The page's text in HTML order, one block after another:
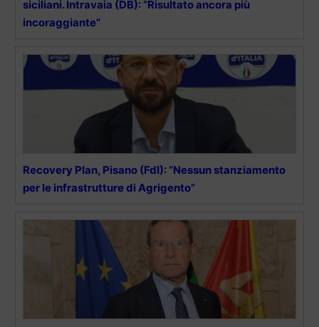
siciliani. Intravaia (DB): “Risultato ancora più
incoraggiante”
Recovery Plan, Pisano (FdI): “Nessun stanziamento
per le infrastrutture di Agrigento”